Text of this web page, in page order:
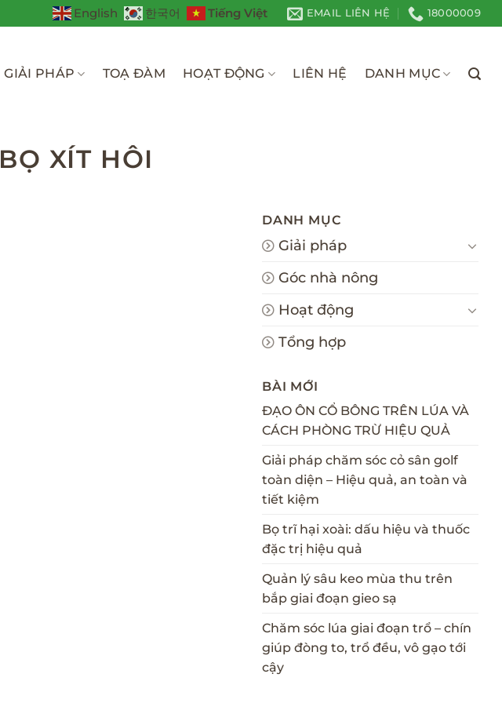
English 한국어 Tiếng Việt EMAIL LIÊN HỆ 18000009
GIẢI PHÁP TOẠ ĐÀM HOẠT ĐỘNG LIÊN HỆ DANH MỤC
BỌ XÍT HÔI
DANH MỤC
Giải pháp
Góc nhà nông
Hoạt động
Tổng hợp
BÀI MỚI
ĐẠO ÔN CỔ BÔNG TRÊN LÚA VÀ
CÁCH PHÒNG TRỪ HIỆU QUẢ
Giải pháp chăm sóc cỏ sân golf
toàn diện – Hiệu quả, an toàn và
tiết kiệm
Bọ trĩ hại xoài: dấu hiệu và thuốc
đặc trị hiệu quả
Quản lý sâu keo mùa thu trên
bắp giai đoạn gieo sạ
Chăm sóc lúa giai đoạn trổ – chín
giúp đòng to, trổ đều, vô gạo tới
cậy